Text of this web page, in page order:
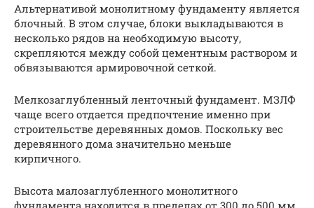
Альтернативой монолитному фундаменту является
блочный. В этом случае, блоки выкладываются в
несколько рядов на необходимую высоту,
скрепляются между собой цементным раствором и
обвязываются армировочной сеткой.
Мелкозаглубленный ленточный фундамент. МЗЛФ
чаще всего отдается предпочтение именно при
строительстве деревянных домов. Поскольку вес
деревянного дома значительно меньше
кирпичного.
Высота малозаглубленного монолитного
фундамента находится в пределах от 300 до 500 мм,